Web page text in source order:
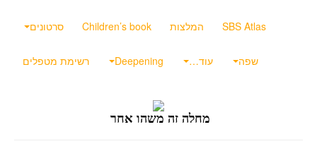
סרטונים Children’s book המלצות SBS Atlas
רשימת מטפלים Deepening עוד… שפה
מחלה זה משהו אחר